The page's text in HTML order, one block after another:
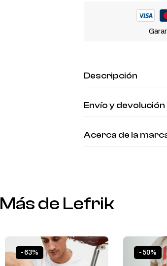
Descripción
Envío y devolución
Acerca de la
Más de Lefrik
-63% -50%